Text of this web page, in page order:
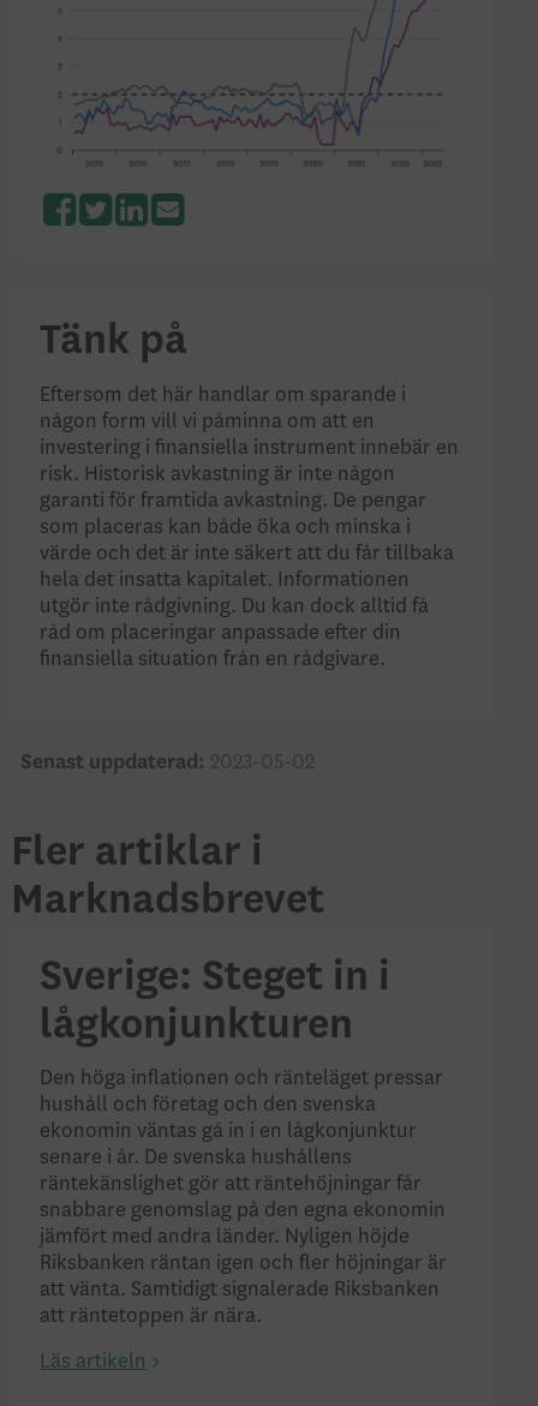
Tänk på
Eftersom det här handlar om sparande i
någon form vill vi påminna om att en
investering i finansiella instrument innebär en
risk. Historisk avkastning är inte någon
garanti för framtida avkastning. De pengar
som placeras kan både öka och minska i
värde och det är inte säkert att du får tillbaka
hela det insatta kapitalet. Informationen
utgör inte rådgivning. Du kan dock alltid få
råd om placeringar anpassade efter din
finansiella situation från en rådgivare.
Senast uppdaterad: 2023-05-02
Fler artiklar i
Marknadsbrevet
Sverige: Steget in i
lågkonjunkturen
Den höga inflationen och ränteläget pressar
hushåll och företagoch den svenska
ekonomin väntas gå in i en lågkonjunktur
senare i år. De svenska hushållens
räntekänslighet gör att räntehöjningar får
snabbare genomslag på den egna ekonomin
jämfört med andra länder. Nyligen höjde
Riksbanken räntan igen och fler höjningar är
att vänta. Samtidigt signalerade Riksbanken
att räntetoppen är nära.
Läs artikeln